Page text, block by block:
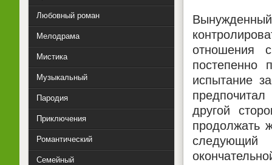
отношения
постепенно
испытание
другой
продолжать
Любовный роман
Мелодрама
Мистика
Музыкальный
Пародия
Приключения
Романтический
Семейный